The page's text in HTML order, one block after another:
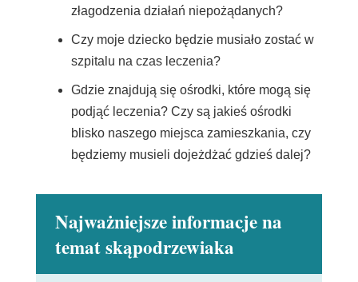
złagodzenia działań niepożądanych?
Czy moje dziecko będzie musiało zostać w
szpitalu na czas leczenia?
Gdzie znajdują się ośrodki, które mogą się
podjąć leczenia? Czy są jakieś ośrodki
blisko naszego miejsca zamieszkania, czy
będziemy musieli dojeżdżać gdzieś dalej?
Najważniejsze informacje na
temat skąpodrzewiaka